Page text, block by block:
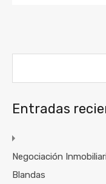
Entradas
Negociación
Blandas